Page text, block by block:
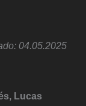
04.05.2025
Lucas